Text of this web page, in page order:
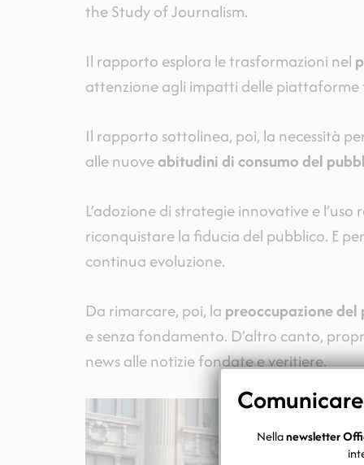
the Study of Journalism.
Il rapporto esplora le trasformazioni nel
attenzione agli impatti delle piattaforme
Il rapporto sottolinea, poi, la necessità
alle nuoveabitudini di consumo del
L’adozione di strategie innovative e
riconquistare la fiducia del pubblico. E
continua evoluzione.
Da rimarcare, poi, la preoccupazione
e senza fondamento. D’altro canto,
news alle notizie fondate e veritiere.
Nellanewsletter